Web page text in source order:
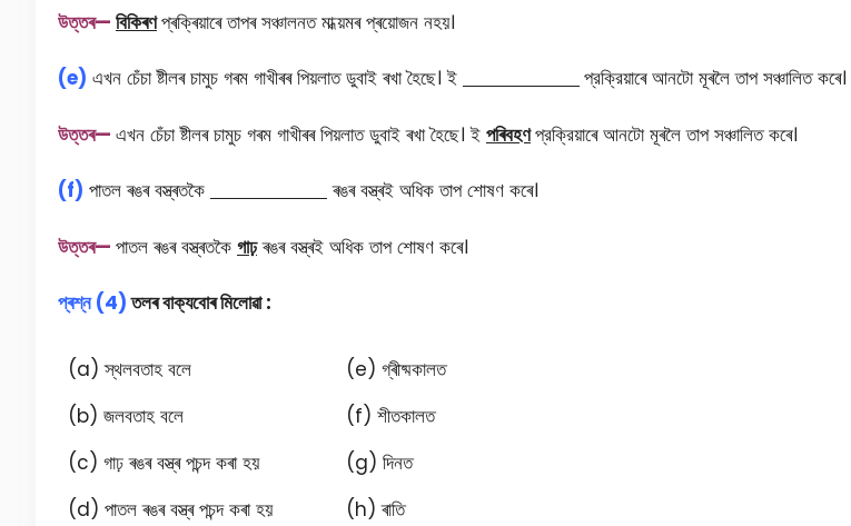
উত্তৰ— বিকিৰণপ্ৰক্ৰিয়াৰে তাপৰ সঞ্চালনত মাধ্য়মৰ প্ৰয়োজন নহয়।
(e) এখন চেঁচা ষ্টীলৰ চামুচ গৰম গাখীৰৰ পিয়লাত ডুবাই ৰখা হৈছে। ই প্রক্রিয়াৰে আনটো মূৰলৈ তাপ সঞ্চালিত কৰে।
উত্তৰ— এখন চেঁচা ষ্টীলৰ চামুচ গৰম গাখীৰৰ পিয়লাত ডুবাই ৰখা হৈছে। ই পৰিবহণপ্রক্রিয়াৰে আনটো মূৰলৈ তাপ সঞ্চালিত কৰে।
(f) পাতল ৰঙৰ বস্ত্ৰতকৈ ৰঙৰ বস্ত্ৰই অধিক তাপ শোষণ কৰে।
উত্তৰ— পাতল ৰঙৰ বস্ত্ৰতকৈ গাঢ়ৰঙৰ বস্ত্ৰই অধিক তাপ শোষণ কৰে।
প্ৰশ্ন (4)তলৰ বাক্যবোৰ মিলোৱা :
(a) স্থলবতাহ বলে
(e) গ্ৰীষ্মকালত
(b) জলবতাহ বলে
(f) শীতকালত
(c) গাঢ় ৰঙৰ বস্ত্ৰ পচন্দ কৰা হয়
(g) দিনত
(d) পাতল ৰঙৰ বস্ত্ৰ পচন্দ কৰা হয়
(h) ৰাতি